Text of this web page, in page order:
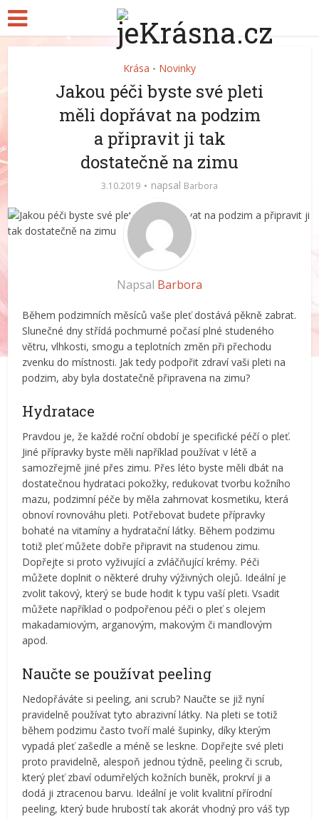
Krása • Novinky
Jakou péči byste své pleti
měli dopřávat na podzim
a připravit ji tak
dostatečně na zimu
3.10.2019 napsal Barbora
Napsal Barbora
Během podzimních měsíců vaše pleť dostává pěkně zabrat.
Slunečné dny střídá pochmurné počasí plné studeného
větru, vlhkosti, smogu a teplotních změn při přechodu
zvenku do místnosti. Jak tedy podpořit zdraví vaši pleti na
podzim, aby byla dostatečně připravena na zimu?
Hydratace
Pravdou je, že každé roční období je specifické péčí o pleť.
Jiné přípravky byste měli například používat v létě a
samozřejmě jiné přes zimu. Přes léto byste měli dbát na
dostatečnou hydrataci pokožky, redukovat tvorbu kožního
mazu, podzimní péče by měla zahrnovat kosmetiku, která
obnoví rovnováhu pleti. Potřebovat budete přípravky
bohaté na vitamíny a hydratační látky. Během podzimu
totiž pleť můžete dobře připravit na studenou zimu.
Dopřejte si proto vyživující a zvláčňující krémy. Péči
můžete doplnit o některé druhy výživných olejů. Ideální je
zvolit takový, který se bude hodit k typu vaší pleti. Vsadit
můžete například o podpořenou péči o pleť s olejem
makadamiovým, arganovým, makovým či mandlovým
apod.
Naučte se používat peeling
Nedopřáváte si peeling, ani scrub? Naučte se již nyní
pravidelně používat tyto abrazivní látky. Na pleti se totiž
během podzimu často tvoří malé šupinky, díky kterým
vypadá pleť zašedle a méně se leskne. Dopřejte své pleti
proto pravidelně, alespoň jednou týdně, peeling či scrub,
který pleť zbaví odumřelých kožních buněk, prokrví ji a
dodá ji ztracenou barvu. Ideální je volit kvalitní přírodní
peeling, který bude hrubostí tak akorát vhodný pro váš typ